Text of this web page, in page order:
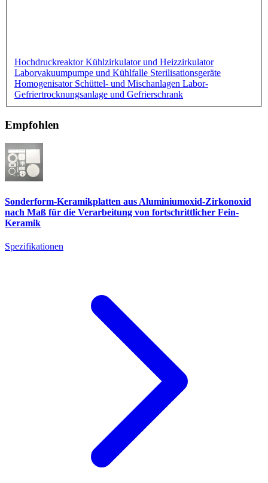
HochdruckreaktorKühlzirkulator und Heizzirkulator
Laborvakuumpumpe und Kühlfalle Sterilisationsgeräte
Homogenisator Schüttel- und Mischanlagen Labor-
Gefriertrocknungsanlage und Gefrierschrank
Empfohlen
Sonderform-Keramikplatten aus Aluminiumoxid-Zirkonoxid
nach Maß für die Verarbeitung von fortschrittlicher Fein-
Keramik
Spezifikationen